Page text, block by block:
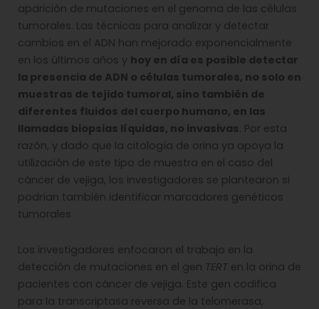
aparición de mutaciones en el genoma de las células
tumorales. Las técnicas para analizar y detectar
cambios en el ADN han mejorado exponencialmente
en los últimos años y hoy en día es posible detectar
la presencia de ADN o células tumorales, no solo en
muestras de tejido tumoral, sino también de
diferentes fluidos del cuerpo humano, en las
llamadas biopsias líquidas, no invasivas. Por esta
razón, y dado que la citología de orina ya apoya la
utilización de este tipo de muestra en el caso del
cáncer de vejiga, los investigadores se plantearon si
podrían también identificar marcadores genéticos
tumorales
Los investigadores enfocaron el trabajo en la
detección de mutaciones en el gen TERT en la orina de
pacientes con cáncer de vejiga. Este gen codifica
para la transcriptasa reversa de la telomerasa,